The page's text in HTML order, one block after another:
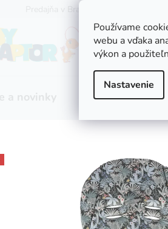
Používame
webu a vďaka
výkon a
Nastavenie
Predajňa v Bratislave
Zľavy Kočíky